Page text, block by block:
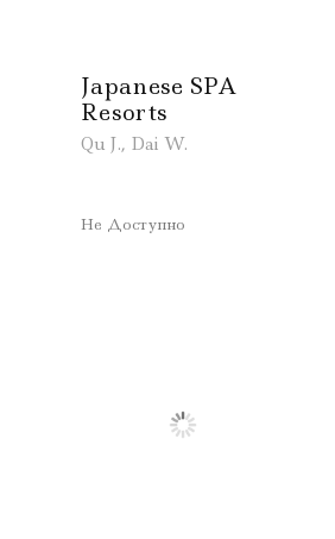
Japanese SPA
Resorts
Qu J., Dai W.
Не Доступно